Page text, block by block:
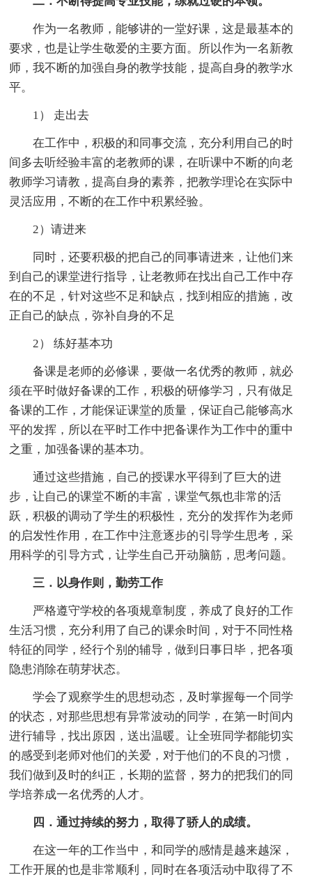
作为一名教师，能够讲的一堂好课，这是最基本的
要求，也是让学生敬爱的主要方面。所以作为一名新教
师，我不断的加强自身的教学技能，提高自身的教学水
平。
1） 走出去
在工作中，积极的和同事交流，充分利用自己的时
间多去听经验丰富的老教师的课，在听课中不断的向老
教师学习请教，提高自身的素养，把教学理论在实际中
灵活应用，不断的在工作中积累经验。
2）请进来
同时，还要积极的把自己的同事请进来，让他们来
到自己的课堂进行指导，让老教师在找出自己工作中存
在的不足，针对这些不足和缺点，找到相应的措施，改
正自己的缺点，弥补自身的不足
2） 练好基本功
备课是老师的必修课，要做一名优秀的教师，就必
须在平时做好备课的工作，积极的研修学习，只有做足
备课的工作，才能保证课堂的质量，保证自己能够高水
平的发挥，所以在平时工作中把备课作为工作中的重中
之重，加强备课的基本功。
通过这些措施，自己的授课水平得到了巨大的进
步，让自己的课堂不断的丰富，课堂气氛也非常的活
跃，积极的调动了学生的积极性，充分的发挥作为老师
的启发性作用，在工作中注意逐步的引导学生思考，采
用科学的引导方式，让学生自己开动脑筋，思考问题。
三．以身作则，勤劳工作
严格遵守学校的各项规章制度，养成了良好的工作
生活习惯，充分利用了自己的课余时间，对于不同性格
特征的同学，经行个别的辅导，做到日事日毕，把各项
隐患消除在萌芽状态。
学会了观察学生的思想动态，及时掌握每一个同学
的状态，对那些思想有异常波动的同学，在第一时间内
进行辅导，找出原因，送出温暖。让全班同学都能切实
的感受到老师对他们的关爱，对于他们的不良的习惯，
我们做到及时的纠正，长期的监督，努力的把我们的同
学培养成一名优秀的人才。
四．通过持续的努力，取得了骄人的成绩。
在这一年的工作当中，和同学的感情是越来越深，
工作开展的也是非常顺利，同时在各项活动中取得了不